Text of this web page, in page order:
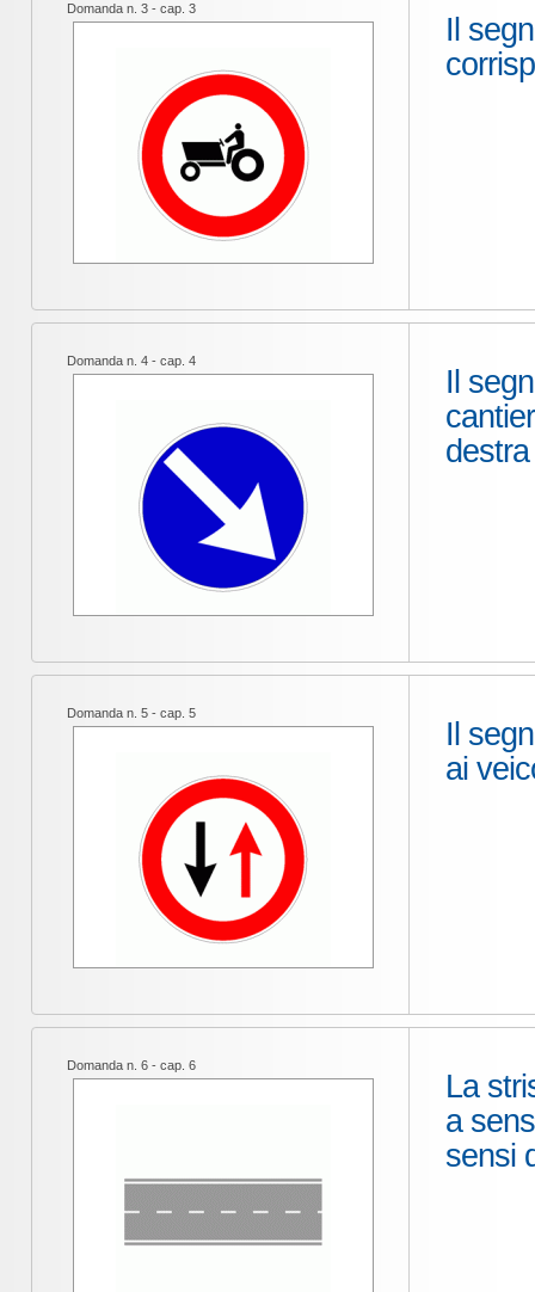
Domanda n. 3 - cap. 3
Il
Domanda n. 4 - cap. 4
Il
destra
Domanda n. 5 - cap. 5
Il
ai
Domanda n. 6 - cap. 6
La
a
sensi